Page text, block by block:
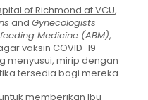
of Richmond at VCU,
and Gynecologists
Medicine (ABM),
vaksin COVID-19
menyusui, mirip dengan
tersedia bagi mereka.
memberikan Ibu